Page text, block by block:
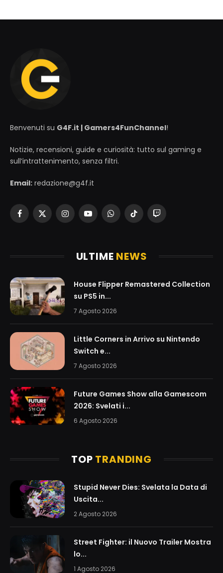
Benvenuti su G4F.it | Gamers4FunChannel!
Notizie, recensioni, guide e curiosità: tutto sul gaming e
sull’intrattenimento, senza filtri.
Email: redazione@g4f.it
Facebook
X
InstagramYouTubeWhatsAppTikTokTwitch
ULTIME NEWS
House Flipper Remastered Collection
su PS5 in...
7 Agosto 2026
Little Corners in Arrivo su Nintendo
Switch e...
7 Agosto 2026
Future Games Show alla Gamescom
2026: Svelati i...
6 Agosto 2026
TOP TRANDING
Stupid Never Dies: Svelata la Data di
Uscita...
2 Agosto 2026
Street Fighter: il Nuovo Trailer Mostra
lo...
1 Agosto 2026